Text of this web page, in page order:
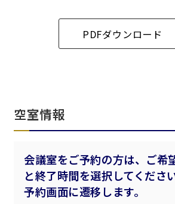
PDFダウンロード
空室情報
会議室をご予約の方は、ご希
と終了時間を選択してください
予約画面に遷移します。
ベルサール西新宿
ベルサール高田馬場
ベルサール神田
ベルサール半蔵門
ベルサール飯田橋駅前
ベルサール飯田橋ファースト
渋谷エリア
ベルサール六本木グランドコンフ
ベルサール六本木
ベルサール芝公園
ベルサール東京汐留コンファレン
ベルサール三田ガーデン
東京ガーデンシアター
ベルサール有明コンファレンスセン
ベルサール羽田空港
日時